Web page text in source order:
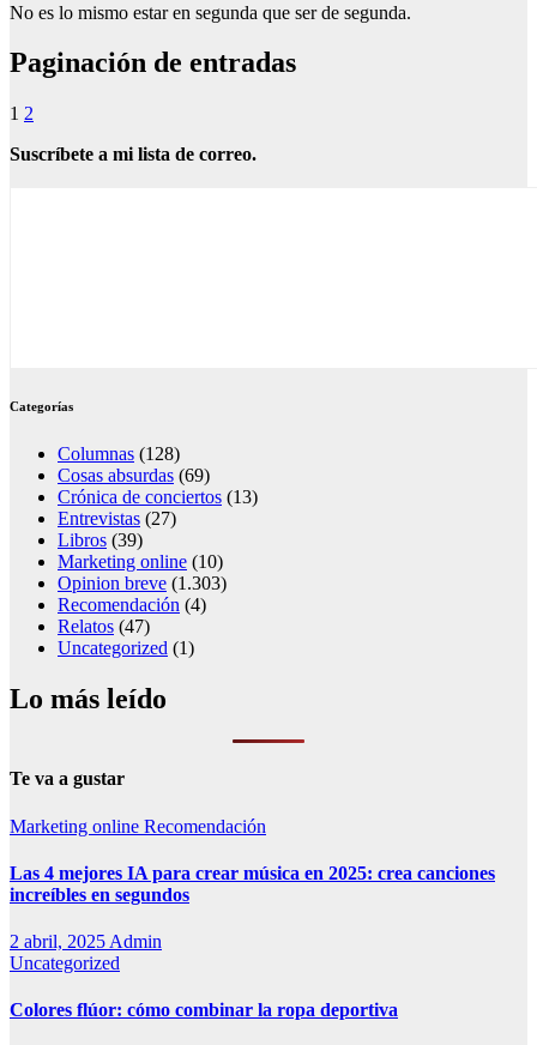
No es lo mismo estar en segunda que ser de segunda.
Paginación de entradas
1 2
Suscríbete a mi lista de correo.
Categorías
Columnas (128)
Cosas absurdas (69)
Crónica de conciertos (13)
Entrevistas (27)
Libros (39)
Marketing online (10)
Opinion breve (1.303)
Recomendación (4)
Relatos (47)
Uncategorized (1)
Lo más leído
Te va a gustar
Marketing online Recomendación
Las 4 mejores IA para crear música en 2025: crea canciones
increíbles en segundos
2 abril, 2025 Admin
Uncategorized
Colores flúor: cómo combinar la ropa deportiva